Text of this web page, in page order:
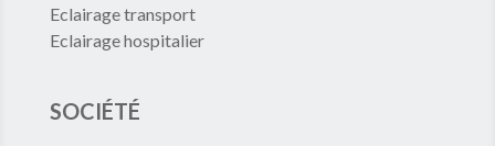
Eclairage transport
Eclairage hospitalier
SOCIÉTÉ